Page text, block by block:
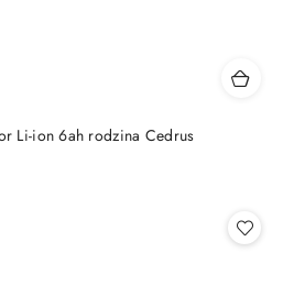
Li-ion 6ah rodzina Cedrus